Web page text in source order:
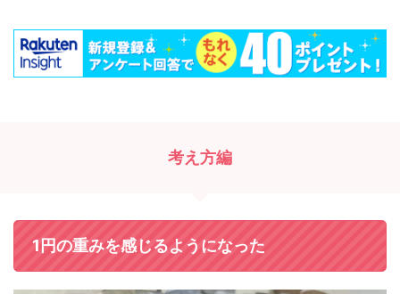
考え方編
1円の重みを感じるようになった